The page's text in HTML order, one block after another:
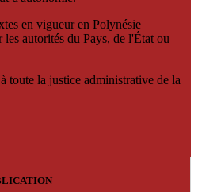
en vigueur en Polynésie
les autorités du Pays, de l'État ou
toute la justice administrative de la